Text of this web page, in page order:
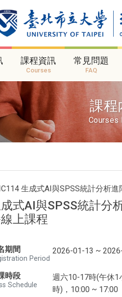
課程資訊
Courses
常見問題
FAQ
課程
Courses
生成式AI與SPSS統計分析
式AI與SPSS統計分
上課程
期間
Period
2026-01-13 ~
時段
Schedule
週六10-17時(午休1
時)，10:00 ~ 17:00